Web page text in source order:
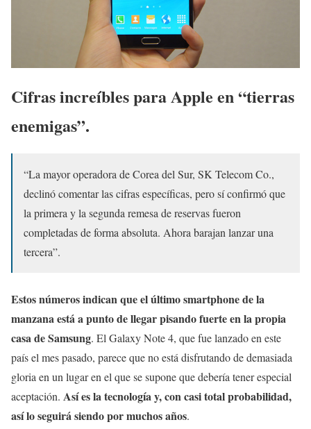
Cifras increíbles para Apple en “tierras
enemigas”.
“La mayor operadora de Corea del Sur, SK Telecom Co.,
declinó comentar las cifras específicas, pero sí confirmó que
la primera y la segunda remesa de reservas fueron
completadas de forma absoluta. Ahora barajan lanzar una
tercera”.
Estos números indican que el último smartphone de la
manzana está a punto de llegar pisando fuerte en la propia
casa de Samsung. El Galaxy Note 4, que fue lanzado en este
país el mes pasado, parece que no está disfrutando de demasiada
gloria en un lugar en el que se supone que debería tener especial
aceptación. Así es la tecnología y, con casi total probabilidad,
así lo seguirá siendo por muchos años.